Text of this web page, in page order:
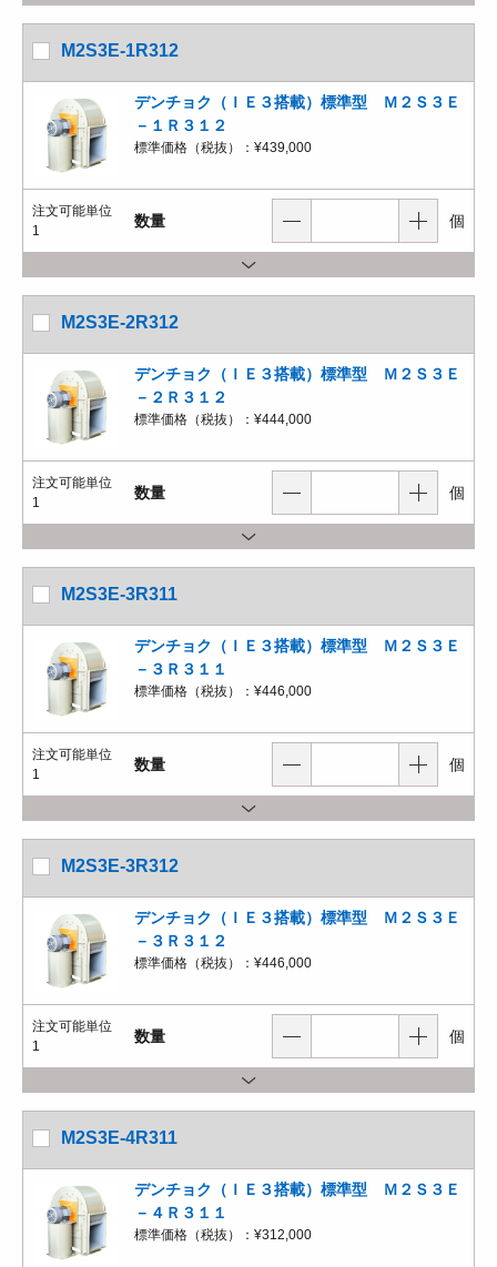
M2S3E-1R312
デンチョク（ＩＥ３搭載）標準型 Ｍ２Ｓ３Ｅ
－１Ｒ３１２
標準価格（税抜）： ¥439,000
注文可能単位
1
数量 個
M2S3E-2R312
デンチョク（ＩＥ３搭載）標準型 Ｍ２Ｓ３Ｅ
－２Ｒ３１２
標準価格（税抜）： ¥444,000
注文可能単位
1
数量 個
M2S3E-3R311
デンチョク（ＩＥ３搭載）標準型 Ｍ２Ｓ３Ｅ
－３Ｒ３１１
標準価格（税抜）： ¥446,000
注文可能単位
1
数量 個
M2S3E-3R312
デンチョク（ＩＥ３搭載）標準型 Ｍ２Ｓ３Ｅ
－３Ｒ３１２
標準価格（税抜）： ¥446,000
注文可能単位
1
数量 個
M2S3E-4R311
デンチョク（ＩＥ３搭載）標準型 Ｍ２Ｓ３Ｅ
－４Ｒ３１１
標準価格（税抜）： ¥312,000